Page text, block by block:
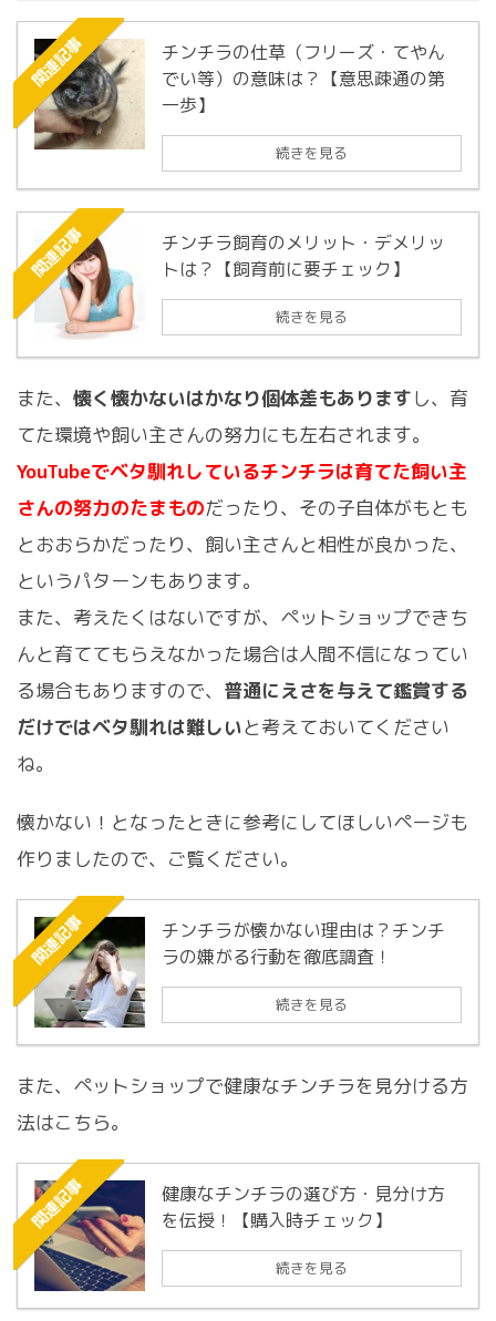
関連記事
チンチラの仕草（フリーズ・てやん
でい等）の意味は？【意思疎通の第
一歩】
続きを見る
関連記事
チンチラ飼育のメリット・デメリッ
トは？【飼育前に要チェック】
続きを見る
また、 懐く懐かないはかなり個体差もありますし、育
てた環境や飼い主さんの努力にも左右されます。
YouTubeでベタ馴れしているチンチラは育てた飼い主
さんの努力のたまものだったり、その子自体がもとも
とおおらかだったり、飼い主さんと相性が良かった、
というパターンもあります。
また、考えたくはないですが、ペットショップできち
んと育ててもらえなかった場合は人間不信になってい
る場合もありますので、 普通にえさを与えて鑑賞する
だけではベタ馴れは難しいと考えておいてください
ね。
懐かない！となったときに参考にしてほしいページも
作りましたので、ご覧ください。
関連記事
チンチラが懐かない理由は？チンチ
ラの嫌がる行動を徹底調査！
続きを見る
また、ペットショップで健康なチンチラを見分ける方
法はこちら。
関連記事
健康なチンチラの選び方・見分け方
を伝授！【購入時チェック】
続きを見る